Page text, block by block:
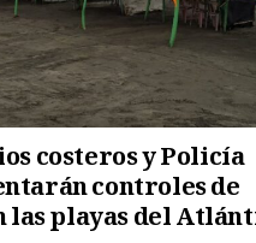
costeros y Policía
controles de
las playas del